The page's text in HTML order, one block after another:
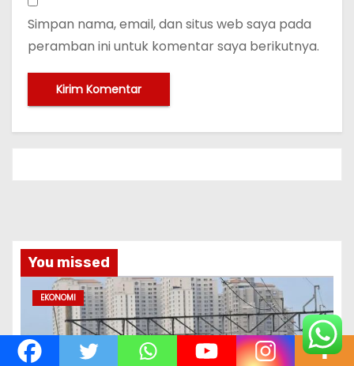
Simpan nama, email, dan situs web saya pada
peramban ini untuk komentar saya berikutnya.
You missed
EKONOMI